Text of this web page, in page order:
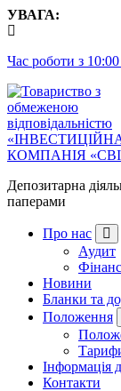
Перейти
до
УВАГА:
Час роботи з
Депозитарна
паперами
Про нас
Аудит
Новини
Бланки та
Положення
Інформація
Контакти